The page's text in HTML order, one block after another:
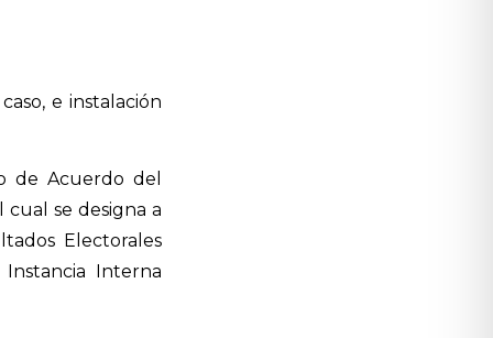
e instalación
de Acuerdo del
se designa a
Electorales
Interna